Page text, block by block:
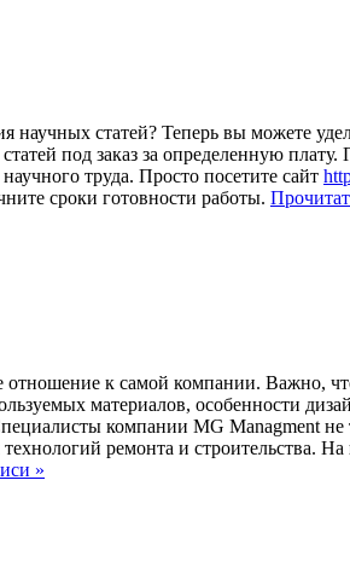
статей? Теперь вы можете
под заказ за определенную
труда. Просто посетите сайт
сроки готовности работы.
отношение к самой компании. Важно,
материалов, особенности
компании MG Managment не
ремонта и строительства.
»